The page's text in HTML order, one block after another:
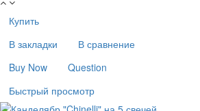
Купить
В закладки
В сравнение
Buy Now
Question
Быстрый просмотр